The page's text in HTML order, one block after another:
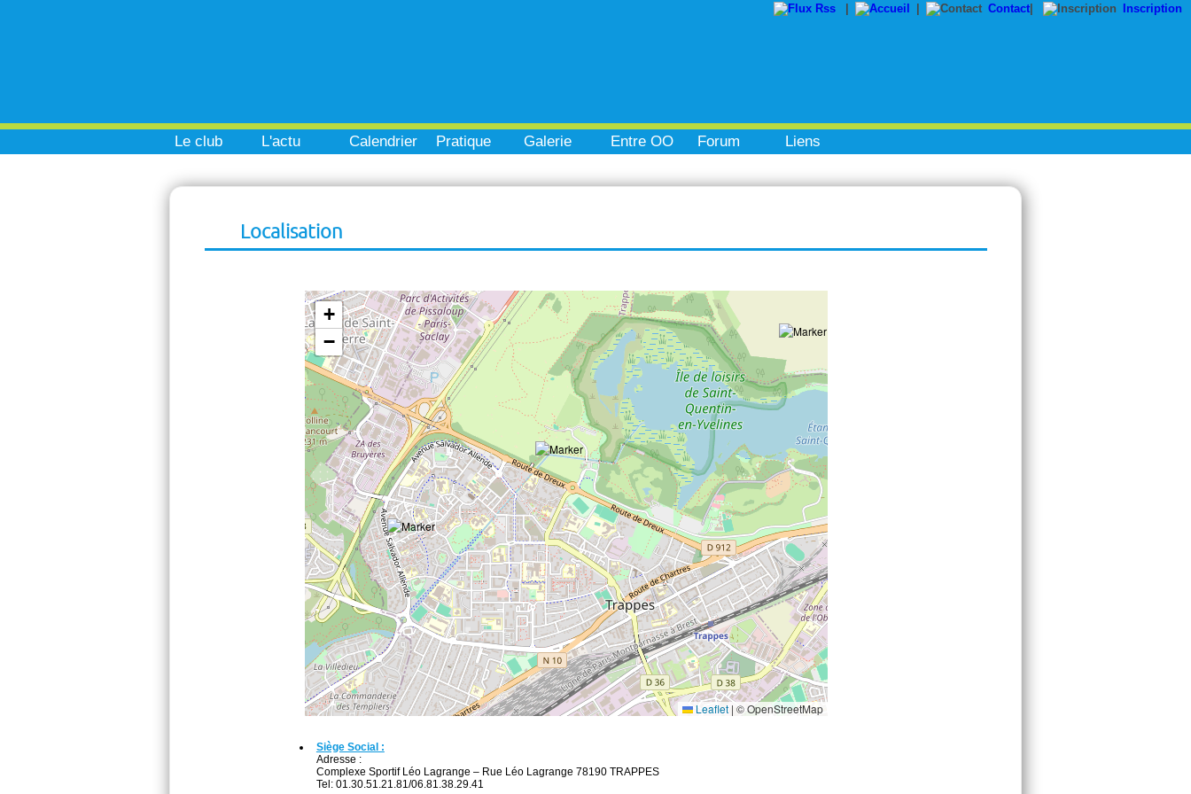
Contact Inscription
Le club L'actu Calendrier Pratique Galerie Entre OO Forum Liens
Localisation
+
−
Leaflet | © OpenStreetMap
Siège Social :
Adresse :
Complexe Sportif Léo Lagrange – Rue Léo Lagrange 78190 TRAPPES
Tel: 01.30.51.21.81/06.81.38.29.41